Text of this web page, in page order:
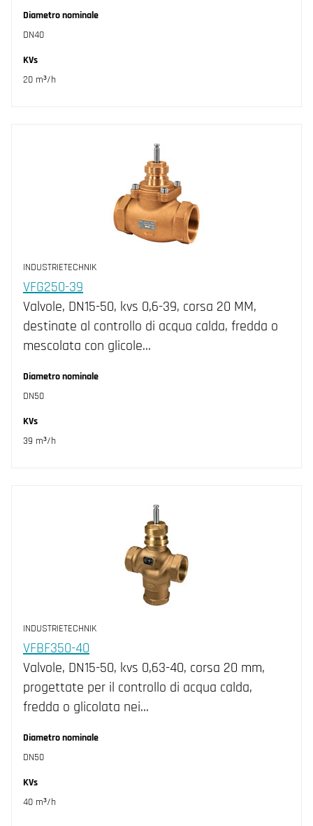
Diametro nominale
DN40
KVs
20 m³/h
INDUSTRIETECHNIK
VFG250-39
Valvole, DN15-50, kvs 0,6-39, corsa 20 MM,
destinate al controllo di acqua calda, fredda o
mescolata con glicole…
Diametro nominale
DN50
KVs
39 m³/h
INDUSTRIETECHNIK
VFBF350-40
Valvole, DN15-50, kvs 0,63-40, corsa 20 mm,
progettate per il controllo di acqua calda,
fredda o glicolata nei…
Diametro nominale
DN50
KVs
40 m³/h